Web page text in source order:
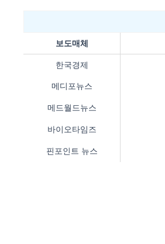
보도매체
한국경제
메디포뉴스
메드월드뉴스
바이오타임즈
핀포인트 뉴스